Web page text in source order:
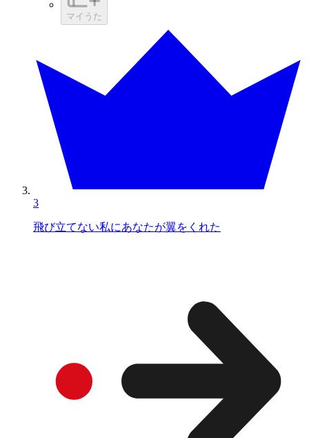
マイうた
3
飛び立てない私にあなたが翼をくれた